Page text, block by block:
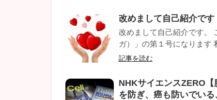
改めまして自己紹介です
改めまして自己紹介です。
ガ）」の第１号になります
記事を読む
NHKサイエンスZERO
を防ぎ、癌も防いでい